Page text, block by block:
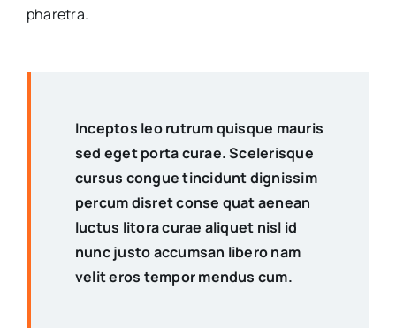
pharetra.
Inceptos leo rutrum quisque mauris
sed eget porta curae. Scelerisque
cursus congue tincidunt dignissim
percum disret conse quat aenean
luctus litora curae aliquet nisl id
nunc justo accumsan libero nam
velit eros tempor mendus cum.